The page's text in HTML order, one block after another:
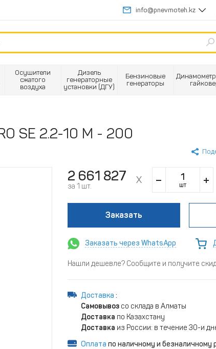
info@pnevmoteh.kz
Осушители
сжатого
воздуха
Дизель
генераторные
установки (ДГУ)
Бензиновые
генераторы
SE 2.2-10 M - 200
2 661 827
за 1 шт. шт
Заказать
Заказать через WhatsApp
Нашли дешевле? Сообщите и получите
Доставка :
Самовывозсо склада в Алматы
Доставка по Казахстану
Доставка из России: в течение 30-и
Оплата по наличному и безналичному